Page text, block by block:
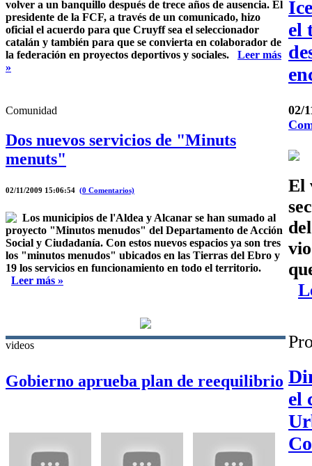
volver a un banquillo después de trece años de ausencia. El
presidente de la FCF, a través de un comunicado, hizo
oficial el acuerdo para que Cruyff sea el seleccionador
catalán y también para que se convierta en colaborador de
la federación en proyectos deportivos y sociales. Leer más
»
Comunidad
Dos nuevos servicios de "Minuts
menuts"
02/11/2009 15:06:54 (0 Comentarios)
Los municipios de l'Aldea y Alcanar se han sumado al
proyecto "Minutos menudos" del Departamento de Acción
Social y Ciudadanía. Con estos nuevos espacios ya son tres
los "minutos menudos" ubicados en las Tierras del Ebro y
19 los servicios en funcionamiento en todo el territorio.
Leer más »
videos
Gobierno aprueba plan de reequilibrio
el
02/
El
el